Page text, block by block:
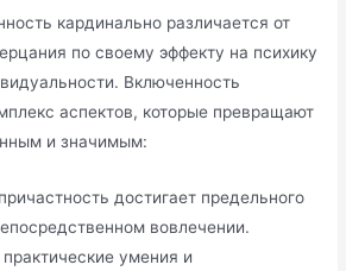
кардинально различается от
по своему эффекту на психику
Включенность
аспектов, которые превращают
и значимым:
достигает предельного
вовлечении.
умения и